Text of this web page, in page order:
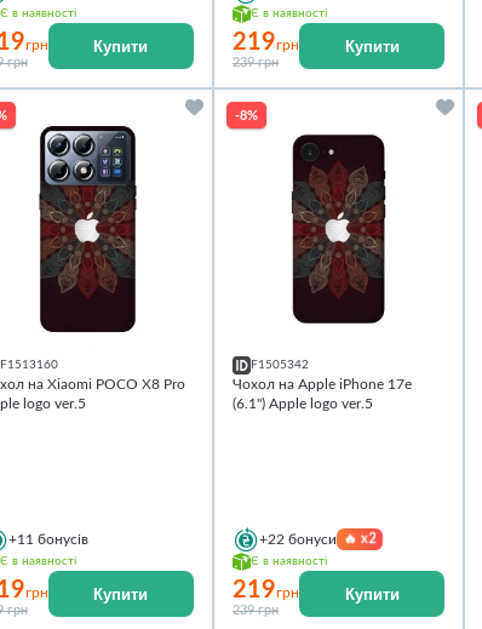
Є в наявності
грн
грн
Купити
Є в наявності
219грн
239 грн
Купити
F1513160
на Xiaomi POCO X8 Pro
logo ver.5
+11 бонусів
Є в наявності
грн
грн
Купити
-8%
F1505342
Чохол на Apple iPhone 17e
(6.1") Apple logo ver.5
+22 бонуси 🔥x2
Є в наявності
219грн
239 грн
Купити